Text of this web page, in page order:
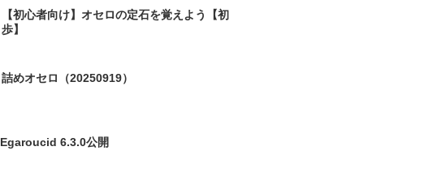
【初心者向け】オセロの定石を覚えよう【初
歩】
詰めオセロ（20250919）
Egaroucid 6.3.0公開